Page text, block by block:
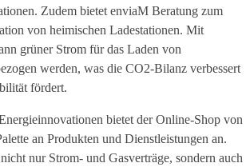
Zudem bietet enviaM Beratung zum
von heimischen Ladestationen. Mit
grüner Strom für das Laden von
werden, was die CO2-Bilanz verbessert
fördert.
bietet der Online-Shop von
an Produkten und Dienstleistungen an.
nur Strom- und Gasverträge, sondern auch